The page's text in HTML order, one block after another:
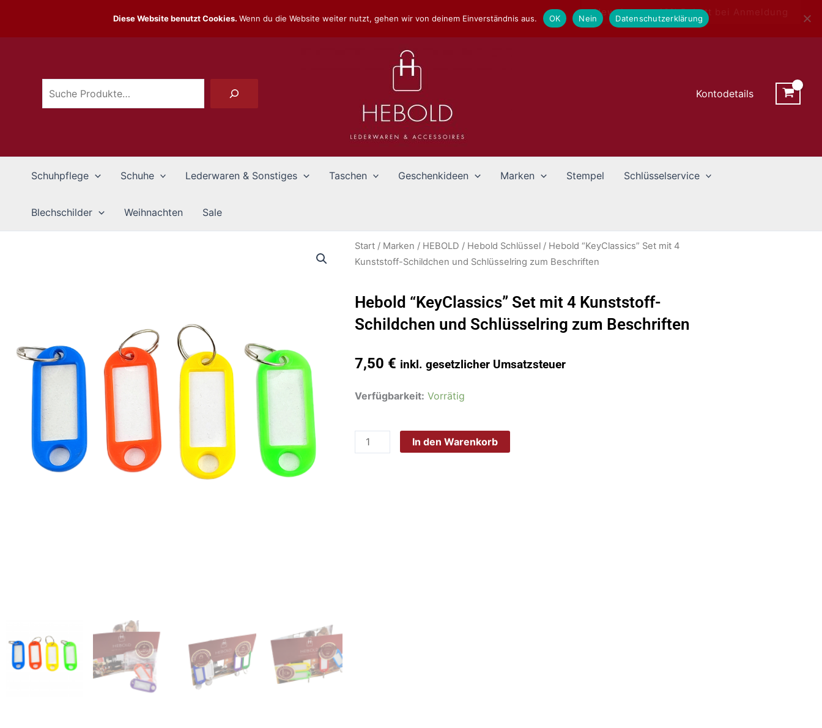
springen
Newsletter - 10% Rabatt bei Anmeldung
Suchen
Kontodetails
Schuhpflege Schuhe Lederwaren & Sonstiges Taschen Geschenkideen Marken Stempel Schlüsselservice
Blechschilder Weihnachten Sale
Start / Marken / HEBOLD / Hebold Schlüssel / Hebold “KeyClassics” Set mit 4
Kunststoff-Schildchen und Schlüsselring zum Beschriften
Hebold “KeyClassics” Set mit 4 Kunststoff-
Schildchen und Schlüsselring zum Beschriften
7,50 € inkl. gesetzlicher Umsatzsteuer
Verfügbarkeit: Vorrätig
Hebold
mit
In den Warenkorb
Diese Website benutzt Cookies. Wenn du die Website weiter nutzt, gehen wir von deinem Einverständnis aus. OK Nein Datenschutzerklärung